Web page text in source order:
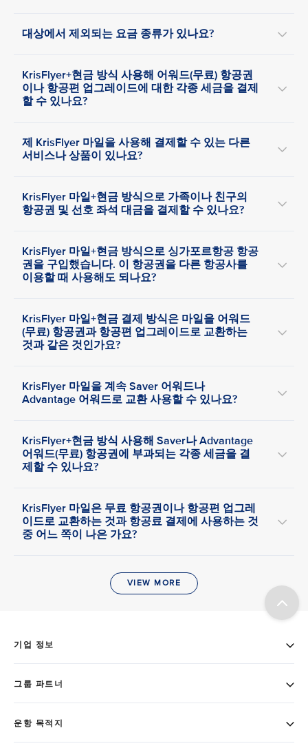
대상에서 제외되는 요금 종류가 있나요?
KrisFlyer+현금 방식 사용해 어워드(무료) 항공권
이나 항공편 업그레이드에 대한 각종 세금을 결제
할 수 있나요?
제 KrisFlyer 마일을 사용해 결제할 수 있는 다른
서비스나 상품이 있나요?
KrisFlyer 마일+현금 방식으로 가족이나 친구의
항공권 및 선호 좌석 대금을 결제할 수 있나요?
KrisFlyer 마일+현금 방식으로 싱가포르항공 항공
권을 구입했습니다. 이 항공권을 다른 항공사를
이용할 때 사용해도 되나요?
KrisFlyer 마일+현금 결제 방식은 마일을 어워드
(무료) 항공권과 항공편 업그레이드로 교환하는
것과 같은 것인가요?
KrisFlyer 마일을 계속 Saver 어워드나
Advantage 어워드로 교환 사용할 수 있나요?
KrisFlyer+현금 방식 사용해 Saver나 Advantage
어워드(무료) 항공권에 부과되는 각종 세금을 결
제할 수 있나요?
KrisFlyer 마일은 무료 항공권이나 항공편 업그레
이드로 교환하는 것과 항공료 결제에 사용하는 것
중 어느 쪽이 나은 가요?
VIEW MORE